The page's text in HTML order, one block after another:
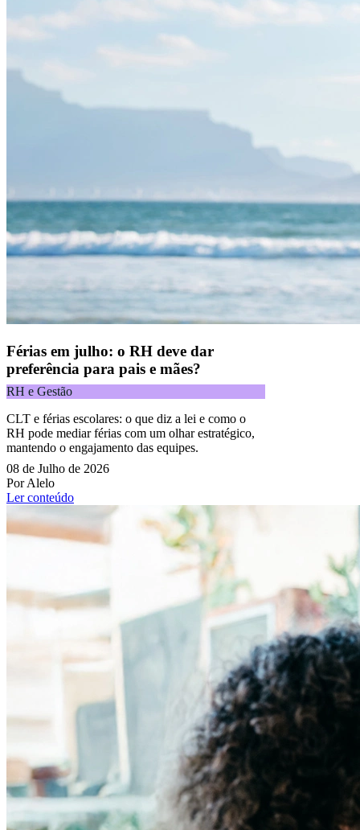
Férias em julho: o RH deve dar
preferência para pais e mães?
RH e Gestão
CLT e férias escolares: o que diz a lei e como o
RH pode mediar férias com um olhar estratégico,
mantendo o engajamento das equipes.
08 de Julho de 2026
Por Alelo
Ler conteúdo